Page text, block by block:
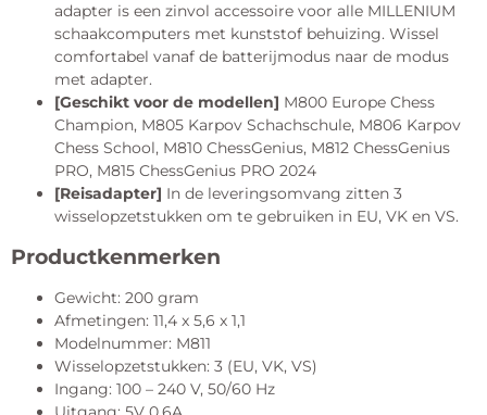
adapter is een zinvol accessoire voor alle MILLENIUM
schaakcomputers met kunststof behuizing. Wissel
comfortabel vanaf de batterijmodus naar de modus
met adapter.
[Geschikt voor de modellen] M800 Europe Chess
Champion, M805 Karpov Schachschule, M806 Karpov
Chess School, M810 ChessGenius, M812 ChessGenius
PRO, M815 ChessGenius PRO 2024
[Reisadapter] In de leveringsomvang zitten 3
wisselopzetstukken om te gebruiken in EU, VK en VS.
Productkenmerken
Gewicht: 200 gram
Afmetingen: 11,4 x 5,6 x 1,1
Modelnummer: M811
Wisselopzetstukken: 3 (EU, VK, VS)
Ingang: 100 – 240 V, 50/60 Hz